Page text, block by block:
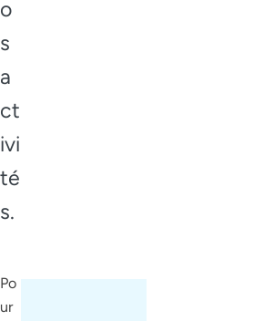
o
s
a
ct
ivi
té
s.
Po
ur